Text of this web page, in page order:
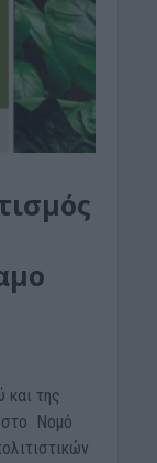
και της
στο Νομό